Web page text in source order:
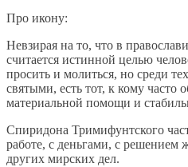
Про икону:
Невзирая на то, что в
считается истинной целью
просить и молиться, но среди
святыми, есть тот, к кому часто
материальной помощи и
Спиридона Тримифунтского
работе, с деньгами, с
других мирских дел.